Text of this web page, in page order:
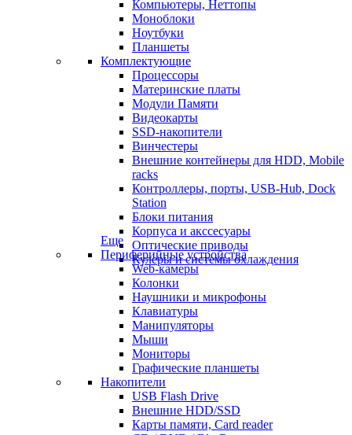
Компьютеры, Неттопы
Моноблоки
Ноутбуки
Планшеты
Комплектующие
Процессоры
Материнские платы
Модули Памяти
Видеокарты
SSD-накопители
Винчестеры
Внешние контейнеры для HDD, Mobile
racks
Контроллеры, порты, USB-Hub, Dock
Station
Блоки питания
Корпуса и акссесуары
Оптические приводы
Кулеры и системы охлаждения
Еще
Периферийные устройства
Web-камеры
Колонки
Наушники и микрофоны
Клавиатуры
Манипуляторы
Мыши
Мониторы
Графические планшеты
Накопители
USB Flash Drive
Внешние HDD/SSD
Карты памяти, Card reader